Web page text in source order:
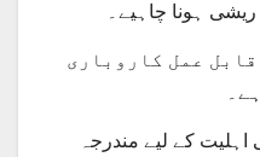
ہونا چاہیے۔
عمل کاروباری
کے لیے مندرجہ